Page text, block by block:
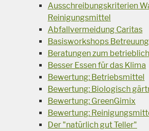
Ausschreibungskriterien
Reinigungsmittel
Abfallvermeidung Caritas
Basisworkshops Betreuung
Beratungen zum
Besser Essen für das Klima
Bewertung: Betriebsmittel
Bewertung: Biologisch
Bewertung: GreenGimix
Bewertung:
Der "natürlich gut Teller"